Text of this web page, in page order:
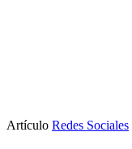
Artículo Redes Sociales